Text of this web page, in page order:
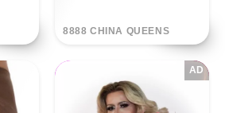
8888 CHINA QUEENS
AD